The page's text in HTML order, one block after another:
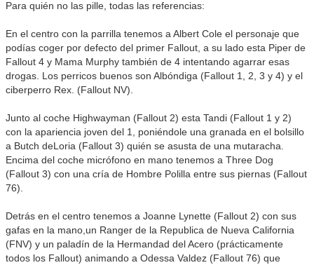
Para quién no las pille, todas las referencias:
En el centro con la parrilla tenemos a Albert Cole el personaje que
podías coger por defecto del primer Fallout, a su lado esta Piper de
Fallout 4 y Mama Murphy también de 4 intentando agarrar esas
drogas. Los perricos buenos son Albóndiga (Fallout 1, 2, 3 y 4) y el
ciberperro Rex. (Fallout NV).
Junto al coche Highwayman (Fallout 2) esta Tandi (Fallout 1 y 2)
con la apariencia joven del 1, poniéndole una granada en el bolsillo
a Butch deLoria (Fallout 3) quién se asusta de una mutaracha.
Encima del coche micrófono en mano tenemos a Three Dog
(Fallout 3) con una cría de Hombre Polilla entre sus piernas (Fallout
76).
Detrás en el centro tenemos a Joanne Lynette (Fallout 2) con sus
gafas en la mano,un Ranger de la Republica de Nueva California
(FNV) y un paladín de la Hermandad del Acero (prácticamente
todos los Fallout) animando a Odessa Valdez (Fallout 76) que